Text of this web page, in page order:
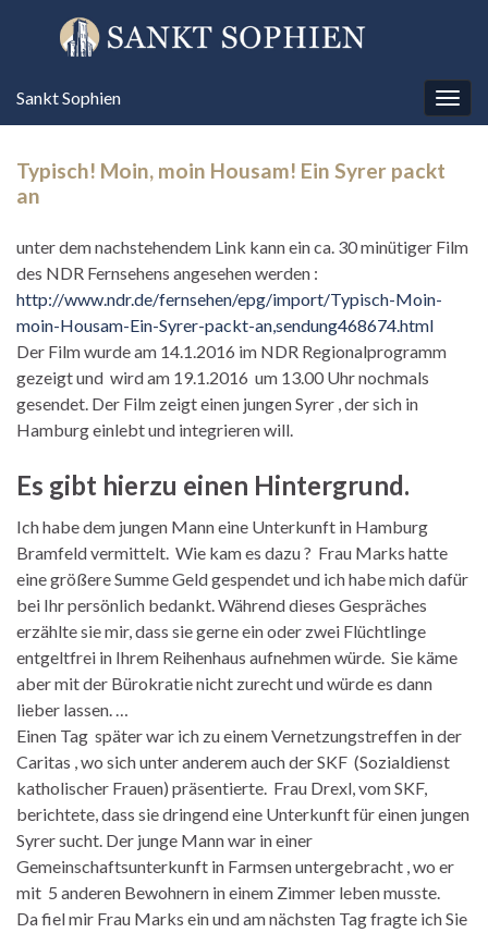
Sankt Sophien
Typisch! Moin, moin Housam! Ein Syrer packt
an
unter dem nachstehendem Link kann ein ca. 30 minütiger Film
des NDR Fernsehens angesehen werden :
http://www.ndr.de/fernsehen/epg/import/Typisch-Moin-
moin-Housam-Ein-Syrer-packt-an,sendung468674.html
Der Film wurde am 14.1.2016 im NDR Regionalprogramm
gezeigt und wird am 19.1.2016 um 13.00 Uhr nochmals
gesendet. Der Film zeigt einen jungen Syrer , der sich in
Hamburg einlebt und integrieren will.
Es gibt hierzu einen Hintergrund.
Ich habe dem jungen Mann eine Unterkunft in Hamburg
Bramfeld vermittelt. Wie kam es dazu ? Frau Marks hatte
eine größere Summe Geld gespendet und ich habe mich dafür
bei Ihr persönlich bedankt. Während dieses Gespräches
erzählte sie mir, dass sie gerne ein oder zwei Flüchtlinge
entgeltfrei in Ihrem Reihenhaus aufnehmen würde. Sie käme
aber mit der Bürokratie nicht zurecht und würde es dann
lieber lassen. …
Einen Tag später war ich zu einem Vernetzungstreffen in der
Caritas , wo sich unter anderem auch der SKF (Sozialdienst
katholischer Frauen) präsentierte. Frau Drexl, vom SKF,
berichtete, dass sie dringend eine Unterkunft für einen jungen
Syrer sucht. Der junge Mann war in einer
Gemeinschaftsunterkunft in Farmsen untergebracht , wo er
mit 5 anderen Bewohnern in einem Zimmer leben musste.
Da fiel mir Frau Marks ein und am nächsten Tag fragte ich Sie